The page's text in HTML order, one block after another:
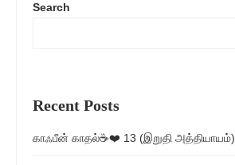
Search
Recent Posts
காஃபீன் காதல்☕❤️ 13 (இறுதி அத்தியாயம்)